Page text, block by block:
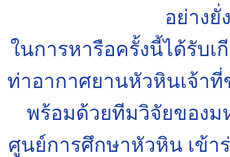
อย่างยั่
ในการหารือครั้งนี้ได้รับเ
ท่าอากาศยานหัวหินเจ้า
พร้อมด้วยทีมวิจัยของ
ศูนย์การศึกษาหัวหิน เข้า